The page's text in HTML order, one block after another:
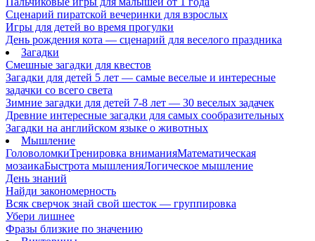
Сценарий пиратской вечеринки для взрослых
Игры для детей во время прогулки
День рождения кота — сценарий для веселого праздника
Загадки
Смешные загадки для квестов
Загадки для детей 5 лет — самые веселые и интересные
задачки со всего света
Зимние загадки для детей 7-8 лет — 30 веселых задачек
Древние интересные загадки для самых сообразительных
Загадки на английском языке о животных
Мышление
ГоловоломкиТренировка вниманияМатематическая
мозаикаБыстрота мышленияЛогическое мышление
День знаний
Найди закономерность
Всяк сверчок знай свой шесток — группировка
Убери лишнее
Фразы близкие по значению